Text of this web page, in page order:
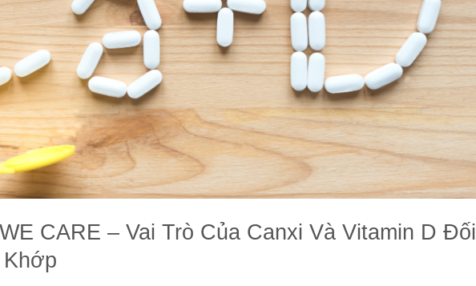
CARE – Vai Trò Của Canxi Và Vitamin D Đối